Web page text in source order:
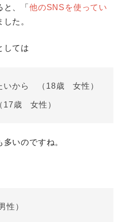
、「 他のSNSを使ってい
た。
しては
いから （18歳 女性）
17歳 女性）
いのですね。
）